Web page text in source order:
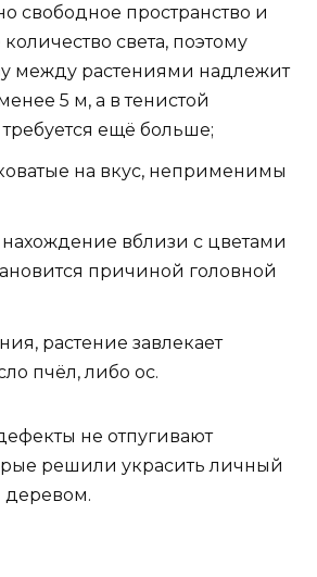
свободное пространство и
света, поэтому
между растениями надлежит
5 м, а в тенистой
ещё больше;
на вкус, неприменимы
вблизи с цветами
причиной головной
растение завлекает
пчёл, либо ос.
не отпугивают
решили украсить личный
деревом.